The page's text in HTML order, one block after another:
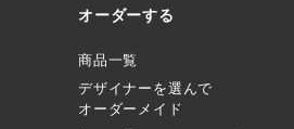
オーダーする
商品一覧
デザイナーを選んで
オーダーメイド